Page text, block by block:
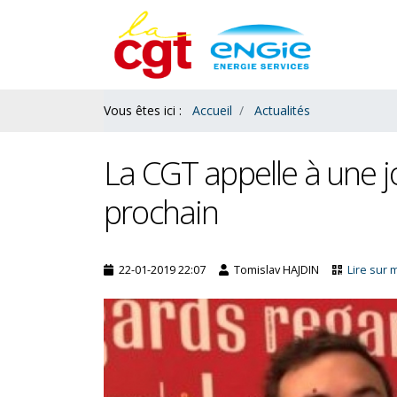
Vous êtes ici : Accueil Actualités
La CGT appelle à
prochain
22-01-2019 22:07 Tomislav HAJDIN Lire sur
: le ras le bol des
L’acquisition de congés payés